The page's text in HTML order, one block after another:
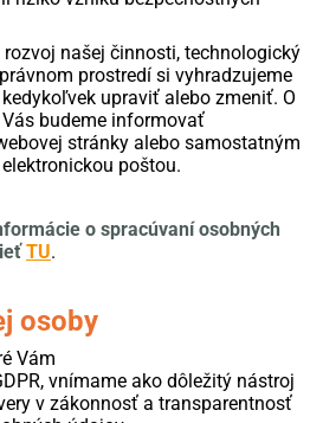
našej činnosti, technologický
prostredí si vyhradzujeme
upraviť alebo zmeniť. O
budeme informovať
stránky alebo samostatným
poštou.
o spracúvaní osobných
TU.
osoby
Vám
vnímame ako dôležitý nástroj
v zákonnosť a transparentnosť